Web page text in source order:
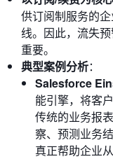
供订阅制服务的
线。因此，流失
重要。
典型案例分析：
Salesforce
能引擎，将客
传统的业务报
察、预测业务
真正帮助企业